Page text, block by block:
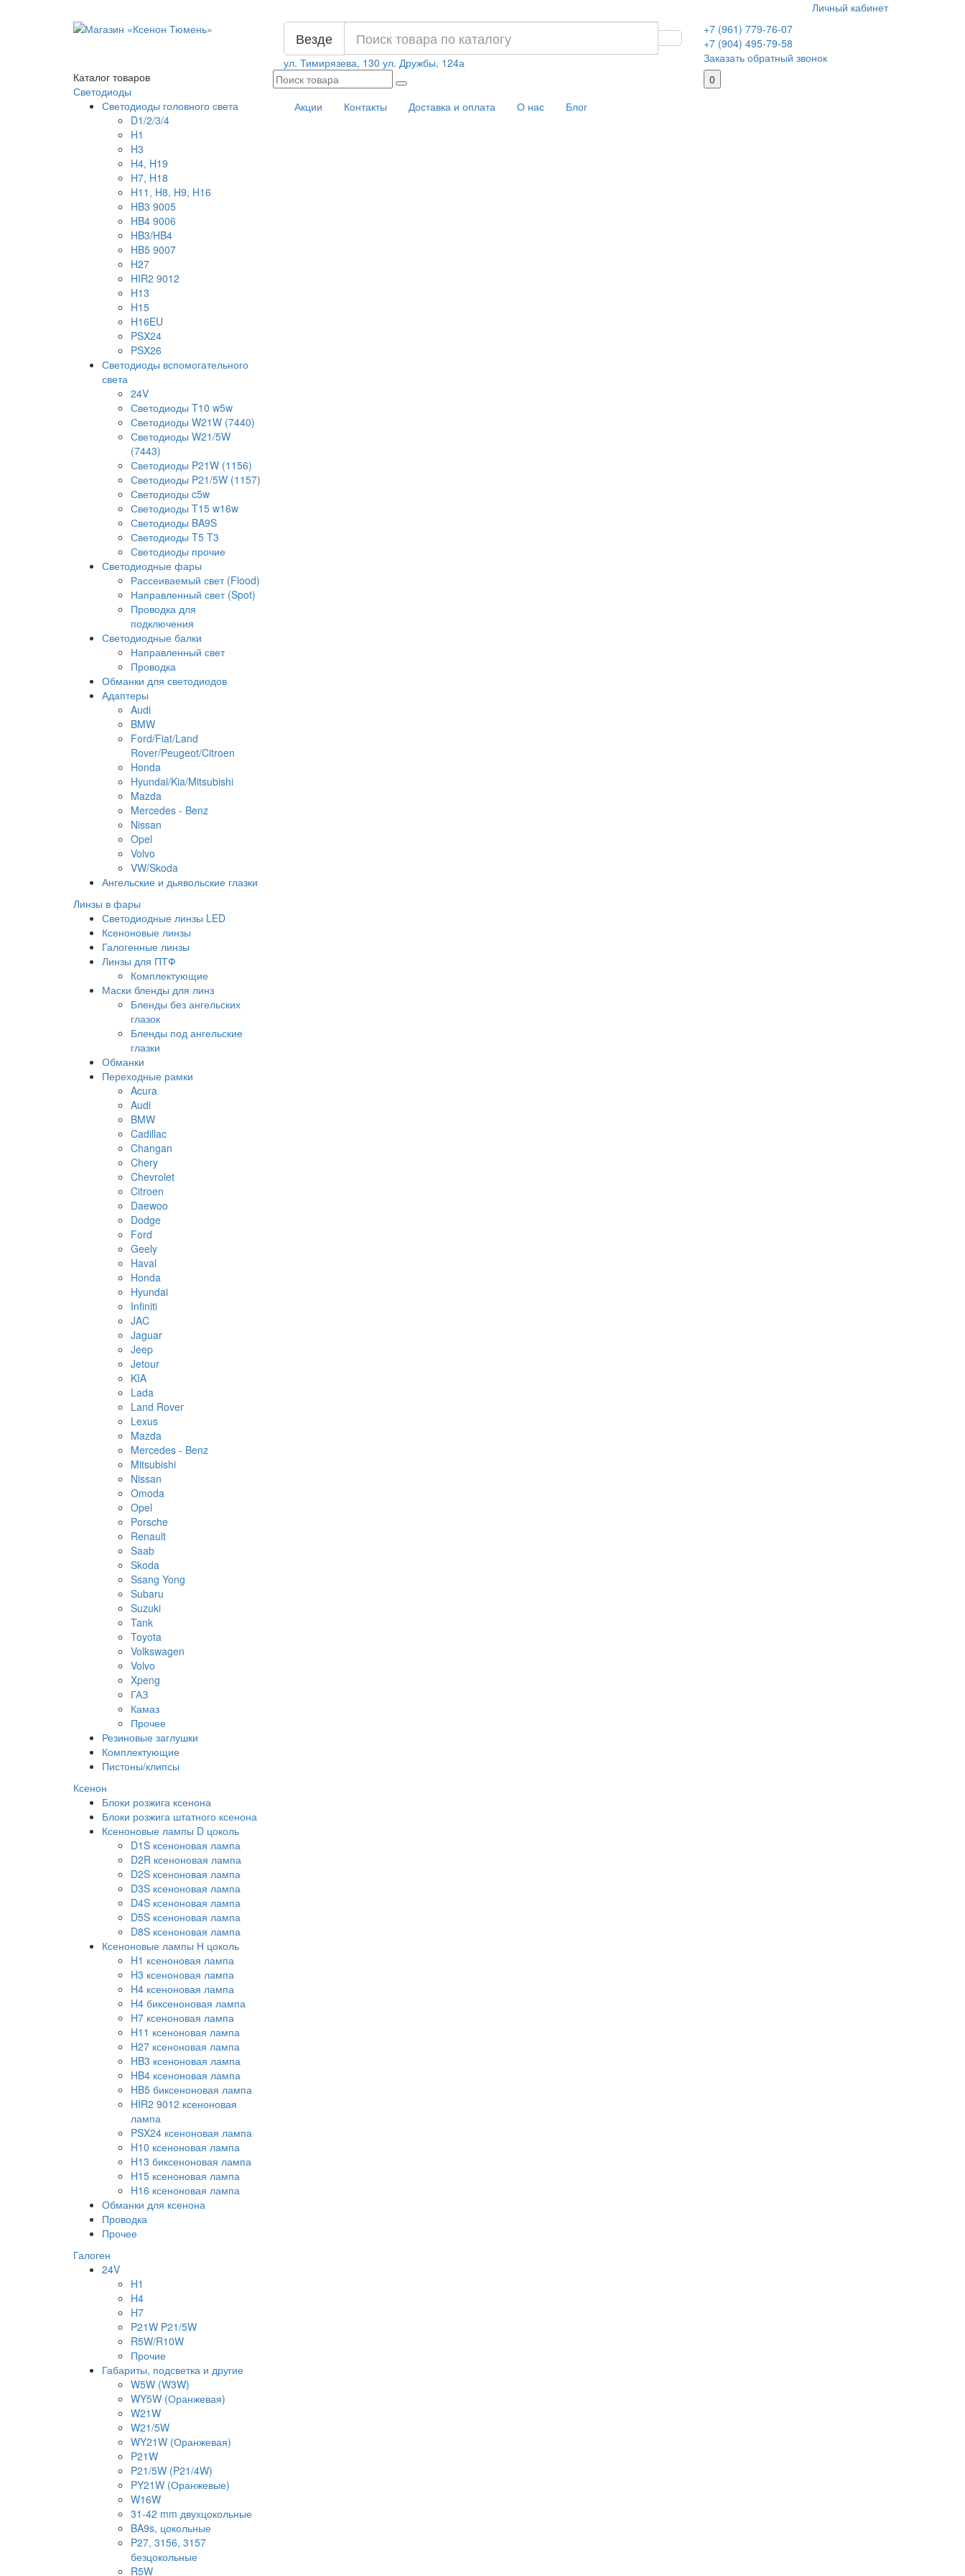
Личный кабинет
Везде
ул. Тимирязева, 130 ул. Дружбы, 124а
+7 (961) 779-76-07
+7 (904) 495-79-58
Заказать обратный звонок
Каталог товаров
Светодиоды
Светодиоды головного света
D1/2/3/4
H1
H3
H4, H19
H7, H18
H11, H8, H9, H16
HB3 9005
HB4 9006
HB3/HB4
HB5 9007
H27
HIR2 9012
H13
H15
H16EU
PSX24
PSX26
Светодиоды вспомогательного
света
24V
Светодиоды T10 w5w
Светодиоды W21W (7440)
Светодиоды W21/5W
(7443)
Светодиоды P21W (1156)
Светодиоды P21/5W (1157)
Светодиоды c5w
Светодиоды T15 w16w
Светодиоды BA9S
Светодиоды T5 T3
Светодиоды прочие
Светодиодные фары
Рассеиваемый свет (Flood)
Направленный свет (Spot)
Проводка для
подключения
Светодиодные балки
Направленный свет
Проводка
Обманки для светодиодов
Адаптеры
Audi
BMW
Ford/Fiat/Land
Rover/Peugeot/Citroen
Honda
Hyundai/Kia/Mitsubishi
Mazda
Mercedes - Benz
Nissan
Opel
Volvo
VW/Skoda
Ангельские и дьявольские глазки
Линзы в фары
Светодиодные линзы LED
Ксеноновые линзы
Галогенные линзы
Линзы для ПТФ
Комплектующие
Маски бленды для линз
Бленды без ангельских
глазок
Бленды под ангельские
глазки
Обманки
Переходные рамки
Acura
Audi
BMW
Cadillac
Changan
Chery
Chevrolet
Citroen
Daewoo
Dodge
Ford
Geely
Haval
Honda
Hyundai
Infiniti
JAC
Jaguar
Jeep
Jetour
KIA
Lada
Land Rover
Lexus
Mazda
Mercedes - Benz
Mitsubishi
Nissan
Omoda
Opel
Porsche
Renault
Saab
Skoda
Ssang Yong
Subaru
Suzuki
Tank
Toyota
Volkswagen
Volvo
Xpeng
ГАЗ
Камаз
Прочее
Резиновые заглушки
Комплектующие
Пистоны/клипсы
Ксенон
Блоки розжига ксенона
Блоки розжига штатного ксенона
Ксеноновые лампы D цоколь
D1S ксеноновая лампа
D2R ксеноновая лампа
D2S ксеноновая лампа
D3S ксеноновая лампа
D4S ксеноновая лампа
D5S ксеноновая лампа
D8S ксеноновая лампа
Ксеноновые лампы Н цоколь
H1 ксеноновая лампа
H3 ксеноновая лампа
H4 ксеноновая лампа
H4 биксеноновая лампа
H7 ксеноновая лампа
H11 ксеноновая лампа
H27 ксеноновая лампа
HB3 ксеноновая лампа
HB4 ксеноновая лампа
HB5 биксеноновая лампа
HIR2 9012 ксеноновая
лампа
PSX24 ксеноновая лампа
H10 ксеноновая лампа
H13 биксеноновая лампа
H15 ксеноновая лампа
H16 ксеноновая лампа
Обманки для ксенона
Проводка
Прочее
Галоген
24V
H1
H4
H7
P21W P21/5W
R5W/R10W
Прочие
Габариты, подсветка и другие
W5W (W3W)
WY5W (Оранжевая)
W21W
W21/5W
WY21W (Оранжевая)
P21W
P21/5W (P21/4W)
PY21W (Оранжевые)
W16W
31-42 mm двухцокольные
BA9s, цокольные
P27, 3156, 3157
безцокольные
R5W
Акции Контакты Доставка и оплата О нас Блог
0